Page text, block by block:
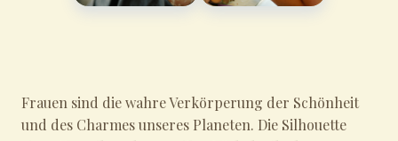
Frauen sind die wahre Verkörperung der Schönheit
und des Charmes unseres Planeten. Die Silhouette